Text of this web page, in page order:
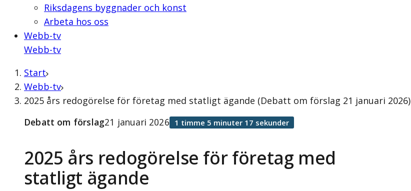
Riksdagens byggnader och konst
Arbeta hos oss
Webb-tv
Webb-tv
Start
Webb-tv
2025 års redogörelse för företag med statligt ägande (Debatt om förslag 21 januari 2026)
2025 års redogörelse för företag med
statligt ägande
Debatt om förslag21 januari 2026 1 timme 5 minuter 17 sekunder